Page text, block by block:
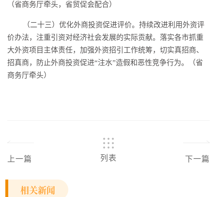
（省商务厅牵头，省贸促会配合）
（二十三）优化外商投资促进评价。持续改进利用外资评
价办法，注重引资对经济社会发展的实际贡献。落实各市抓重
大外资项目主体责任，加强外资招引工作统筹，切实真招商、
招真商，防止外商投资促进“注水”造假和恶性竞争行为。（省
商务厅牵头）
上一篇 列表 下一篇
相关新闻